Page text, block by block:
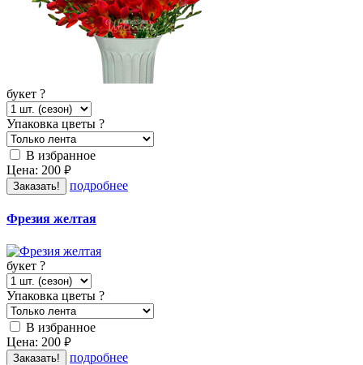
букет ?
Упаковка цветы ?
В избранное
Цена: 200 руб.
Заказать! подробнее
Фрезия желтая
букет ?
Упаковка цветы ?
В избранное
Цена: 200 руб.
Заказать! подробнее